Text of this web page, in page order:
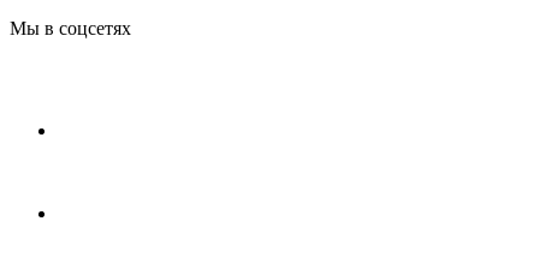
Мы в соцсетях